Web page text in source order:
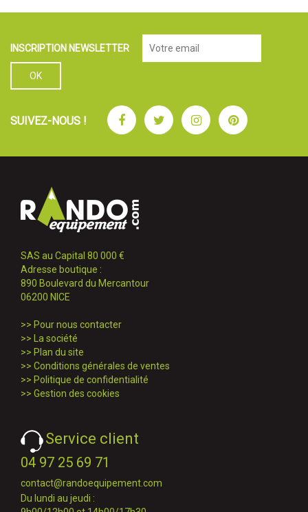
INSCRIPTION NEWSLETTER
SUIVEZ-NOUS ! FacebookTwitterInstagramPinterest
SAS au Capital 80 000 €
Adresse boutique :
890 Boulevard du Mercantour
06200 NICE
>> Pour nous contacter
>>
La société
>> Plan du site
>> Conditions générales de ventes
>> Politique de confidentialité
>> Gestion des cookies
Service client
04 97 25 69 71
contact@randoequipement.com
Du lundi au jeudi :